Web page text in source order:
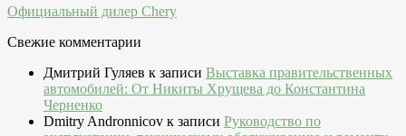
Официальный дилер Chery
Свежие комментарии
Дмитрий Гуляев к записи Выставка правительственных
автомобилей: От Никиты Хрущева до Константина
Черненко
Dmitry Andronnicov к записи Руководство по